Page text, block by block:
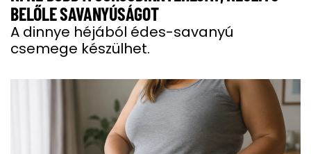
BELŐLE SAVANYÚSÁGOT
A dinnye héjából édes-savanyú
csemege készülhet.